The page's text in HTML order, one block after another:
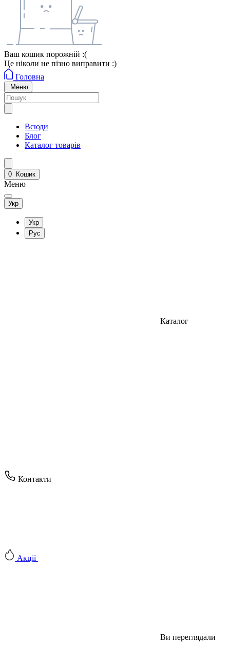
Ваш кошик порожній :(
Це ніколи не пізно виправити :)
Головна
Меню
Всюди
Блог
Каталог товарів
0 Кошик
Меню
Укр
Укр
Рус
Каталог
Контакти
Акції
Ви переглядали